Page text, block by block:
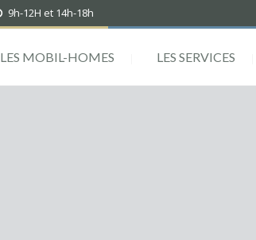
9h-12H et 14h-18h
LES MOBIL-HOMES LES SERVICES